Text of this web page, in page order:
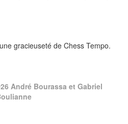
gracieuseté de Chess Tempo.
André Bourassa et Gabriel